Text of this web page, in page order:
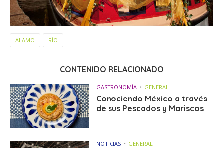
ALAMO RÍO
CONTENIDO RELACIONADO
GASTRONOMÍA GENERAL
Conociendo México a través
de sus Pescados y Mariscos
NOTICIAS GENERAL